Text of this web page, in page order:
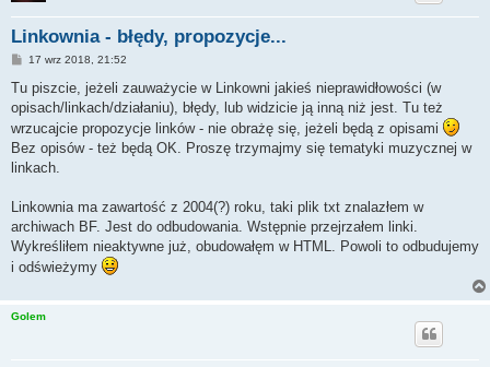
Linkownia - błędy, propozycje...
P
s
17 wrz 2018, 21:52
Tu piszcie, jeżeli zauważycie w Linkowni jakieś nieprawidłowości (w
opisach/linkach/działaniu), błędy, lub widzicie ją inną niż jest. Tu też
wrzucajcie propozycje linków - nie obrażę się, jeżeli będą z opisami
Bez opisów - też będą OK. Proszę trzymajmy się tematyki muzycznej w
linkach.
Linkownia ma zawartość z 2004(?) roku, taki plik txt znalazłem w
archiwach BF. Jest do odbudowania. Wstępnie przejrzałem linki.
Wykreśliłem nieaktywne już, obudowałęm w HTML. Powoli to odbudujemy
i odświeżymy
Golem